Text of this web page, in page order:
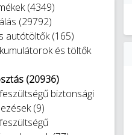
(4349)
(29792)
autótöltők (165)
és töltők
(20936)
biztonsági
(9)